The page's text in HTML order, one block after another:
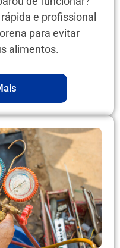
e profissional
para evitar
alimentos.